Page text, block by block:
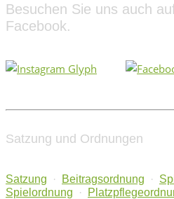
Besuchen Sie uns auch
Facebook.
Satzung und Ordnungen
Satzung · Beitragsordnung ·
Spielordnung
·